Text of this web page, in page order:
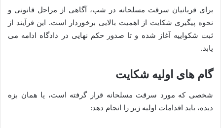
برای قربانیان سرقت مسلحانه در شب، آگاهی از مراحل قانونی و
نحوه پیگیری شکایت از اهمیت بالایی برخوردار است. این فرآیند از
ثبت شکواییه آغاز شده و تا صدور حکم نهایی در دادگاه ادامه می
یابد.
گام های اولیه شکایت
شخصی که مورد سرقت مسلحانه قرار گرفته است، یا همان بزه
دیده، باید اقدامات اولیه زیر را انجام دهد: